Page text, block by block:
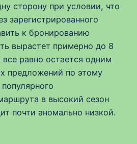
сторону при условии, что
зарегистрированного
к бронированию
вырастет примерно до 8
равно остается одним
предложений по этому
в высокий сезон
почти аномально низкой.